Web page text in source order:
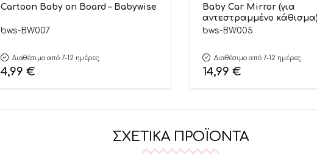
Cartoon Baby on Board – Babywise
bws-BW007
Διαθέσιμο από 7-12 ημέρες
4,99 €
Baby Car Mirror (για
αντεστραμμένο κάθισμα)
Babywise
bws-BW005
Διαθέσιμο από 7-12 ημέρες
14,99 €
ΣΧΕΤΙΚΆ ΠΡΟΪΌΝΤΑ